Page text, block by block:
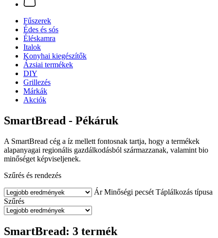
Fűszerek
Édes és sós
Éléskamra
Italok
Konyhai kiegészítők
Ázsiai termékek
DIY
Grillezés
Márkák
Akciók
SmartBread - Pékáruk
A SmartBread cég a íz mellett fontosnak tartja, hogy a termékek
alapanyagai regionális gazdálkodásból származzanak, valamint bio
minőséget képviseljenek.
Szűrés és rendezés
Ár Minőségi pecsét Táplálkozás típusa
Szűrés
SmartBread: 3 termék